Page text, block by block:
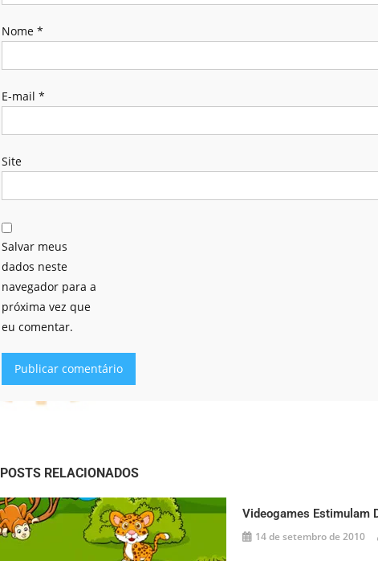
Nome *
E-mail *
Site
Salvar meus
dados neste
navegador para a
próxima vez que
eu comentar.
POSTS RELACIONADOS
Videogames Estimulam
14 de setembro de 2010